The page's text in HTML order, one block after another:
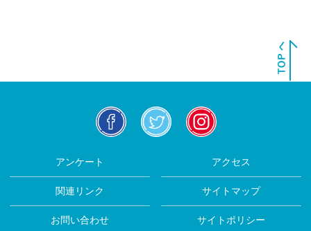
アンケート
アクセス
関連リンク サイトマップ
お問い合わせ サイトポリシー